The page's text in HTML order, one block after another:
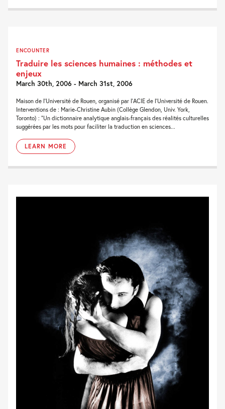
ENCOUNTER
Traduire les sciences humaines : méthodes et
enjeux
March 30th, 2006 - March 31st, 2006
Maison de l’Université de Rouen, organisé par l’ACIE de l’Université de Rouen.
Interventions de : Marie-Christine Aubin (Collège Glendon, Univ. York,
Toronto) : “Un dictionnaire analytique anglais-français des réalités culturelles
suggérées par les mots pour faciliter la traduction en sciences...
LEARN MORE